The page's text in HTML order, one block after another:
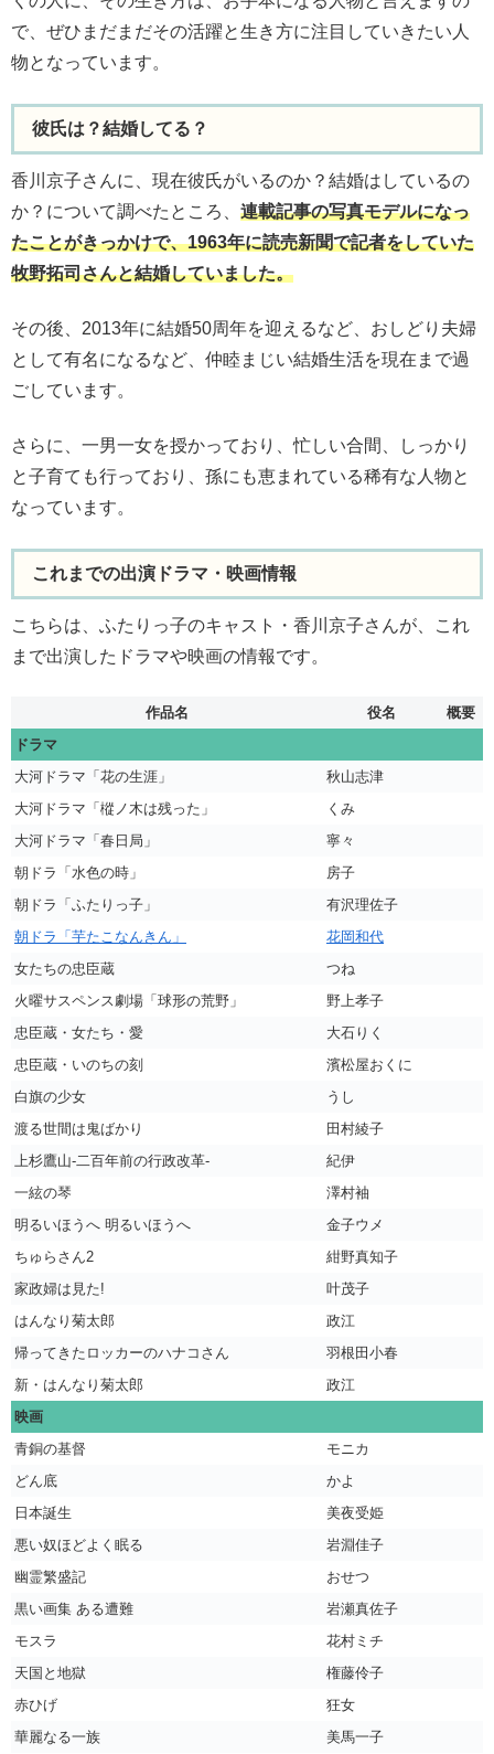
で、ぜひまだまだその活躍と生き方に注目していきたい人
物となっています。
彼氏は？結婚してる？
香川京子さんに、現在彼氏がいるのか？結婚はしているの
か？について調べたところ、 連載記事の写真モデルになっ
たことがきっかけで、1963年に読売新聞で記者をしていた
牧野拓司さんと結婚していました。
その後、2013年に結婚50周年を迎えるなど、おしどり夫婦
として有名になるなど、仲睦まじい結婚生活を現在まで過
ごしています。
さらに、一男一女を授かっており、忙しい合間、しっかり
と子育ても行っており、孫にも恵まれている稀有な人物と
なっています。
これまでの出演ドラマ・映画情報
こちらは、ふたりっ子のキャスト・香川京子さんが、これ
まで出演したドラマや映画の情報です。
作品名 役名
概要
ドラマ
大河ドラマ「花の生涯」
秋山志津
大河ドラマ「樅ノ木は残った」
くみ
大河ドラマ「春日局」
寧々
朝ドラ「水色の時」
房子
朝ドラ「ふたりっ子」
有沢理佐子
朝ドラ「芋たこなんきん」
花岡和代
女たちの忠臣蔵
つね
火曜サスペンス劇場「球形の荒野」
野上孝子
忠臣蔵・女たち・愛
大石りく
忠臣蔵・いのちの刻
濱松屋おくに
白旗の少女
うし
渡る世間は鬼ばかり
田村綾子
上杉鷹山-二百年前の行政改革-
紀伊
一絃の琴
澤村袖
明るいほうへ 明るいほうへ
金子ウメ
ちゅらさん2
紺野真知子
家政婦は見た!
叶茂子
はんなり菊太郎
政江
帰ってきたロッカーのハナコさん
羽根田小春
新・はんなり菊太郎
政江
映画
青銅の基督
モニカ
どん底
かよ
日本誕生
美夜受姫
悪い奴ほどよく眠る
岩淵佳子
幽霊繁盛記
おせつ
黒い画集 ある遭難
岩瀬真佐子
モスラ
花村ミチ
天国と地獄
権藤伶子
赤ひげ
狂女
華麗なる一族
美馬一子